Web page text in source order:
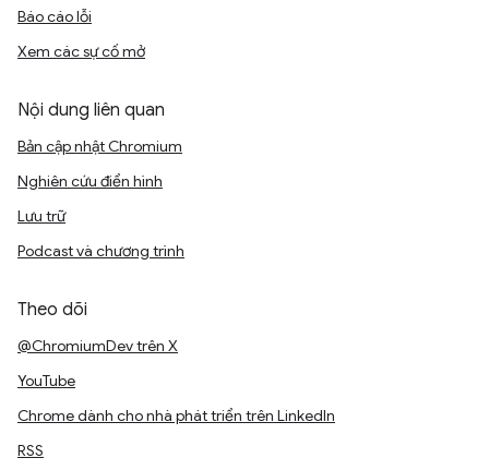
Báo cáo lỗi
Xem các sự cố mở
Nội dung liên quan
Bản cập nhật Chromium
Nghiên cứu điển hình
Lưu trữ
Podcast và chương trình
Theo dõi
@ChromiumDev trên X
YouTube
Chrome dành cho nhà phát triển trên LinkedIn
RSS